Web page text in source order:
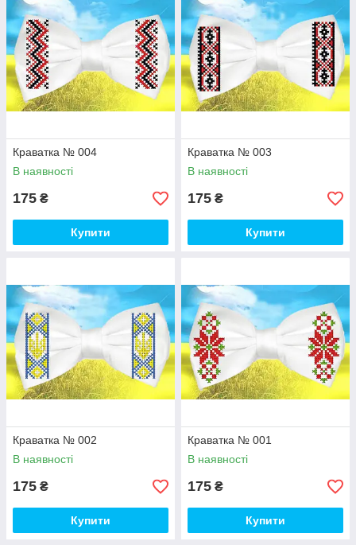
Краватка № 004
В наявності
175 ₴
Купити
Краватка № 003
В наявності
175 ₴
Купити
Краватка № 002
В наявності
175 ₴
Купити
Краватка № 001
В наявності
175 ₴
Купити